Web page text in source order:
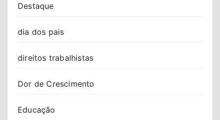
Destaque
dia dos pais
direitos trabalhistas
Dor de Crescimento
Educação